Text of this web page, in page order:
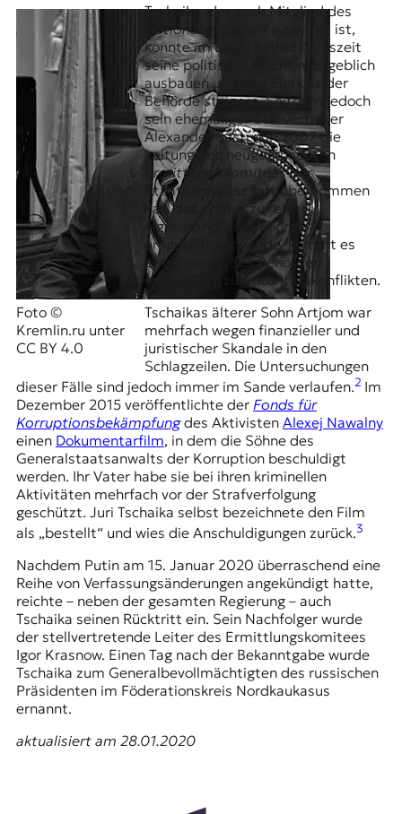
o
z
s
t
e
u
r
o
p
a
Foto ©
Kremlin.ru unter
CC BY 4.0
Tschaika, der auch Mitglied des
Nationalen Sicherheitsrates
ist,
konnte im Laufe seiner Amtszeit
seine politische Macht maßgeblich
ausbauen und den Einfluss der
Behörde steigern. Seitdem jedoch
sein ehemaliger Stellvertreter
Alexander Bastrykin 2007 die
Leitung des neugegründeten
Ermittlungskomiteesder
Staatsanwaltschaft übernommen
hat, das später zur einer
eigenständigen Behörde
umgewandelt wurde, kommt es
zwischen beiden Behörden
regelmäßig zu Autoritätskonflikten.
Tschaikas älterer Sohn Artjom war
mehrfach wegen finanzieller und
juristischer Skandale in den
Schlagzeilen. Die Untersuchungen
dieser Fälle sind jedoch immer im Sande verlaufen.2 Im
Dezember 2015 veröffentlichte der Fonds für
Korruptionsbekämpfungdes Aktivisten Alexej Nawalny
einen Dokumentarfilm, in dem die Söhne des
Generalstaatsanwalts der Korruption beschuldigt
werden. Ihr Vater habe sie bei ihren kriminellen
Aktivitäten mehrfach vor der Strafverfolgung
geschützt. Juri Tschaika selbst bezeichnete den Film
als „bestellt“ und wies die Anschuldigungen zurück.3
Nachdem Putin am 15. Januar 2020 überraschend eine
Reihe von Verfassungsänderungen angekündigt hatte,
reichte – neben der gesamten Regierung – auch
Tschaika seinen Rücktritt ein. Sein Nachfolger wurde
der stellvertretende Leiter des Ermittlungskomitees
Igor Krasnow. Einen Tag nach der Bekanntgabe wurde
Tschaika zum Generalbevollmächtigten des russischen
Präsidenten im Föderationskreis Nordkaukasus
ernannt.
aktualisiert am 28.01.2020